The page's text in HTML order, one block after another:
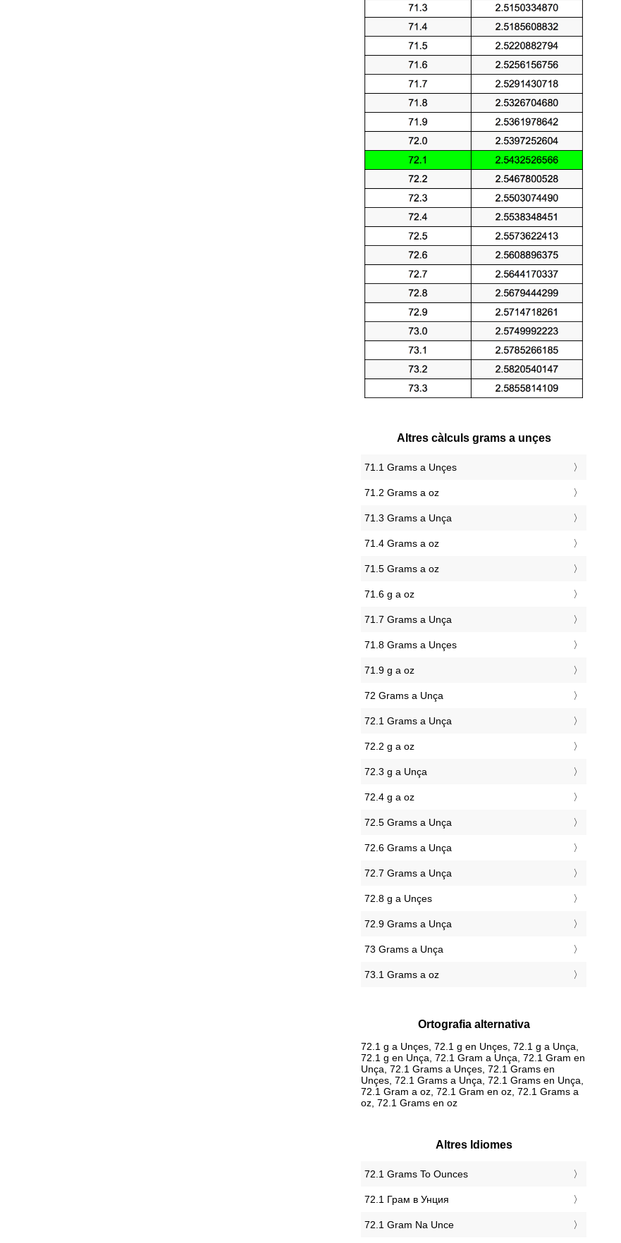
Altres càlculs grams a unçes
71.1 Grams a Unçes
71.2 Grams a oz
71.3 Grams a Unça
71.4 Grams a oz
71.5 Grams a oz
71.6 g a oz
71.7 Grams a Unça
71.8 Grams a Unçes
71.9 g a oz
72 Grams a Unça
72.1 Grams a Unça
72.2 g a oz
72.3 g a Unça
72.4 g a oz
72.5 Grams a Unça
72.6 Grams a Unça
72.7 Grams a Unça
72.8 g a Unçes
72.9 Grams a Unça
73 Grams a Unça
73.1 Grams a oz
Ortografia alternativa
72.1 g a Unçes, 72.1 g en Unçes, 72.1 g a Unça,
72.1 g en Unça, 72.1 Gram a Unça, 72.1 Gram en
Unça, 72.1 Grams a Unçes, 72.1 Grams en
Unçes, 72.1 Grams a Unça, 72.1 Grams en Unça,
72.1 Gram a oz, 72.1 Gram en oz, 72.1 Grams a
oz, 72.1 Grams en oz
Altres Idiomes
‎72.1 Grams To Ounces
‎72.1 Грам в Унция
‎72.1 Gram Na Unce